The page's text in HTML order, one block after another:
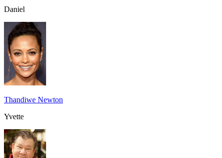
Daniel
Thandiwe Newton
Yvette